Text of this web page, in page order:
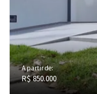
A partir de:
R$ 850.000